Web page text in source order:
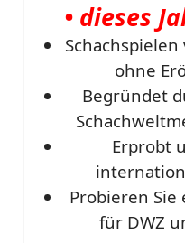
• dieses
ohne
Begründet
Erprobt
Probieren Sie
für DWZ